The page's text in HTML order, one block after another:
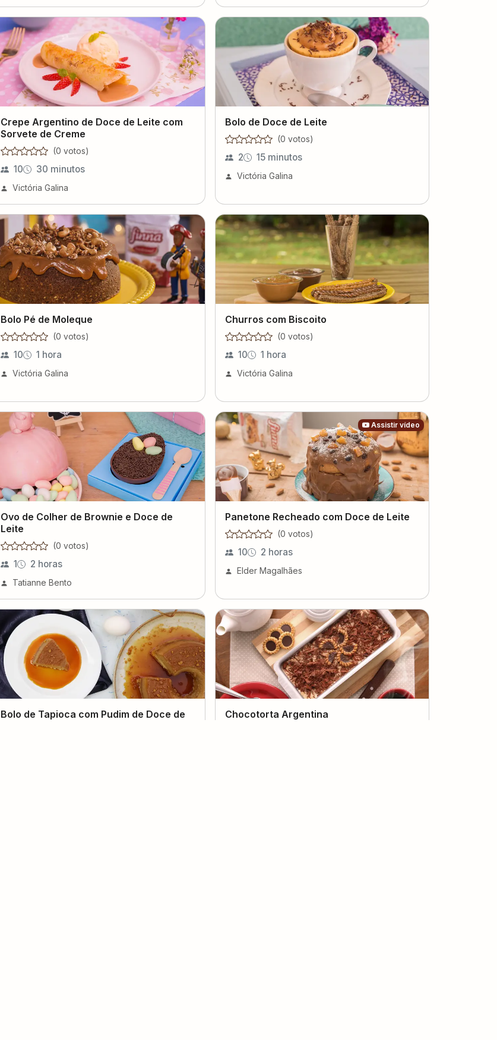
Crepe Argentino de Doce de Leite com
Sorvete de Creme
(0 votos)
10 30 minutos
Victória Galina
Bolo de Doce de Leite
(0 votos)
2 15 minutos
Victória Galina
Bolo Pé de Moleque
(0 votos)
10 1 hora
Victória Galina
Churros com Biscoito
(0 votos)
10 1 hora
Victória Galina
Ovo de Colher de Brownie e Doce de
Leite
(0 votos)
1 2 horas
Tatianne Bento
Assistir vídeo
Panetone Recheado com Doce de Leite
(0 votos)
10 2 horas
Elder Magalhães
Bolo de Tapioca com Pudim de Doce de
Chocotorta Argentina